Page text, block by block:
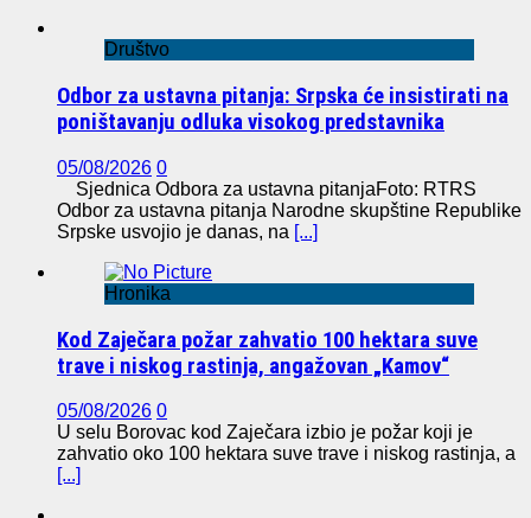
Društvo
Odbor za ustavna pitanja: Srpska će insistirati na
poništavanju odluka visokog predstavnika
05/08/2026 0
Sjednica Odbora za ustavna pitanjaFoto: RTRS
Odbor za ustavna pitanja Narodne skupštine Republike
Srpske usvojio je danas, na [...]
Hronika
Kod Zaječara požar zahvatio 100 hektara suve
trave i niskog rastinja, angažovan „Kamov“
05/08/2026 0
U selu Borovac kod Zaječara izbio je požar koji je
zahvatio oko 100 hektara suve trave i niskog rastinja, a
[...]